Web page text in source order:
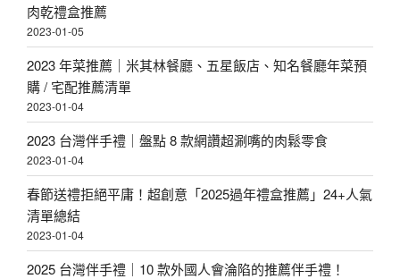
肉乾禮盒推薦
2023-01-05
2023 年菜推薦｜米其林餐廳、五星飯店、知名餐廳年菜預
購 / 宅配推薦清單
2023-01-04
2023 台灣伴手禮｜盤點 8 款網讚超涮嘴的肉鬆零食
2023-01-04
春節送禮拒絕平庸！超創意「2025過年禮盒推薦」24+人氣
清單總結
2023-01-04
2025 台灣伴手禮｜10 款外國人會淪陷的推薦伴手禮！